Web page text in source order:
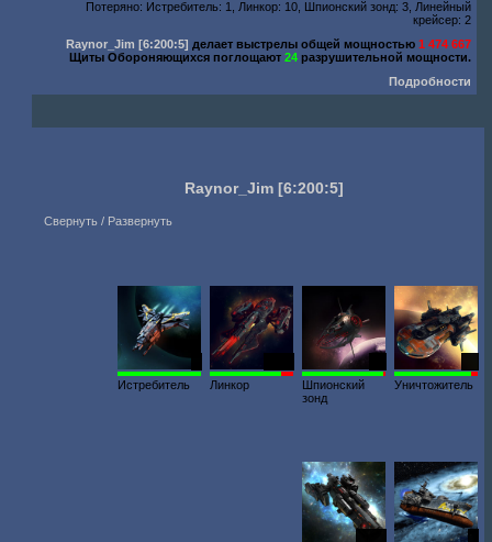
Потеряно: Истребитель: 1, Линкор: 10, Шпионский зонд: 3, Линейный
крейсер: 2
Raynor_Jim [6:200:5] делает выстрелы общей мощностью1 474 667
Щиты Обороняющихся поглощают24 разрушительной мощности.
Подробности
Raynor_Jim [6:200:5]
Свернуть / Развернуть
Истребитель
Линкор
Шпионский
зонд
Уничтожитель